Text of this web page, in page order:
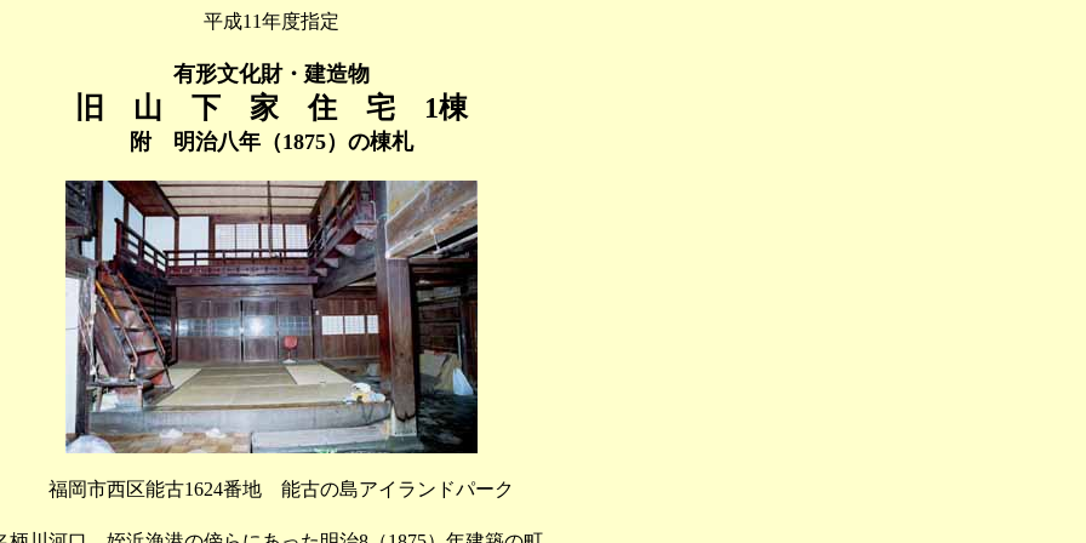
平成11年度指定
有形文化財・建造物
旧 山 下 家 住 宅 1棟
附 明治八年（1875）の棟札
福岡市西区能古1624番地 能古の島アイランドパーク